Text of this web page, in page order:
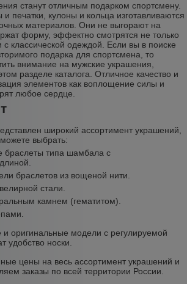
станут отличным подарком спортсмену.
печатки, кулоны и кольца изготавливаются
материалов. Они не выгорают на
форму, эффектно смотрятся не только
с классической одеждой. Если вы в поиске
подарка для спортсмена, то
внимание на мужские украшения,
разделе каталога. Отличное качество и
элементов как воплощение силы и
любое сердце.
широкий ассортимент украшений,
выбрать:
браслеты типа шамбала с
браслетов из вощеной нити.
стали.
камнем (гематитом).
оригинальные модели с регулируемой
удобство носки.
цены на весь ассортимент украшений и
заказы по всей территории России.